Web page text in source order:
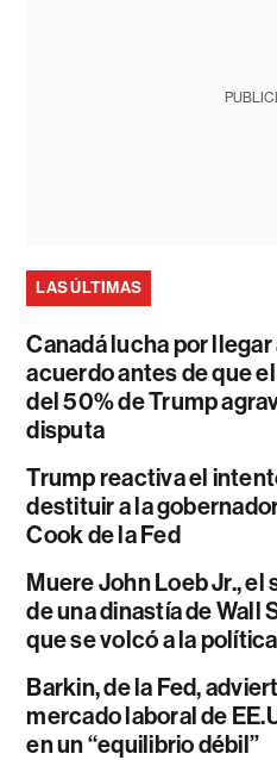
LAS ÚLTIMAS
Canadá lucha por llegar
acuerdo antes de que
del 50% de Trump
disputa
Trump reactiva el
destituir a la
Cook de la Fed
Muere John Loeb Jr., el
de una dinastía de Wall
que se volcó a la política
Barkin, de la Fed,
mercado laboral de
en un “equilibrio débil”